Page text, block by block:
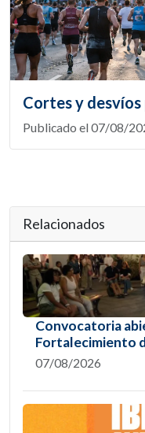
Cortes y
Publicado el 07/08/
Relacionados
Convocatoria
Fortalecimiento
07/08/2026